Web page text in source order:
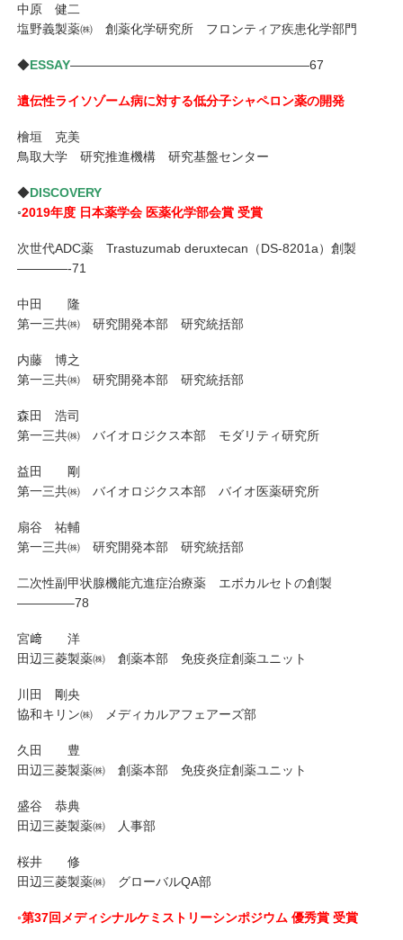
中原 健二
塩野義製薬㈱ 創薬化学研究所 フロンティア疾患化学部門
◆ESSAY———————————————————67
遺伝性ライソゾーム病に対する低分子シャペロン薬の開発
檜垣 克美
鳥取大学 研究推進機構 研究基盤センター
◆DISCOVERY
◦2019年度 日本薬学会 医薬化学部会賞 受賞
次世代ADC薬 Trastuzumab deruxtecan（DS-8201a）創製
————-71
中田 隆
第一三共㈱ 研究開発本部 研究統括部
内藤 博之
第一三共㈱ 研究開発本部 研究統括部
森田 浩司
第一三共㈱ バイオロジクス本部 モダリティ研究所
益田 剛
第一三共㈱ バイオロジクス本部 バイオ医薬研究所
扇谷 祐輔
第一三共㈱ 研究開発本部 研究統括部
二次性副甲状腺機能亢進症治療薬 エボカルセトの創製
————–78
宮﨑 洋
田辺三菱製薬㈱ 創薬本部 免疫炎症創薬ユニット
川田 剛央
協和キリン㈱ メディカルアフェアーズ部
久田 豊
田辺三菱製薬㈱ 創薬本部 免疫炎症創薬ユニット
盛谷 恭典
田辺三菱製薬㈱ 人事部
桜井 修
田辺三菱製薬㈱ グローバルQA部
◦第37回メディシナルケミストリーシンポジウム 優秀賞 受賞